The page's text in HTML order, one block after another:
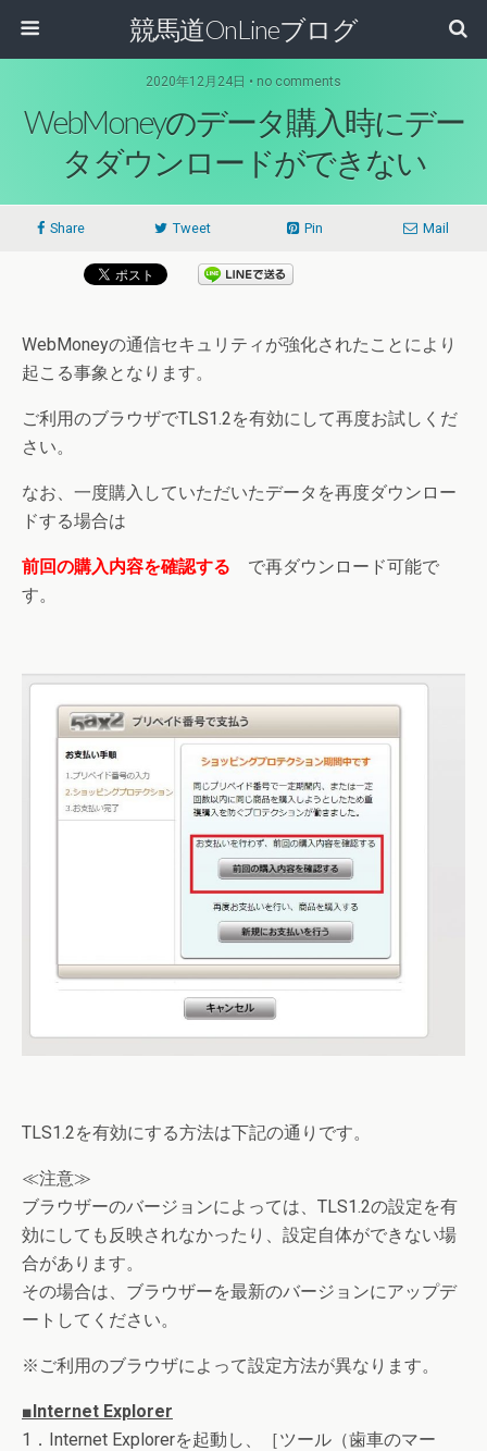
競馬道OnLineブログ
2020年12月24日 • no comments
WebMoneyのデータ購入時にデー
タダウンロードができない
Share Tweet Pin Mail
WebMoneyの通信セキュリティが強化されたことにより
起こる事象となります。
ご利用のブラウザでTLS1.2を有効にして再度お試しくだ
さい。
なお、一度購入していただいたデータを再度ダウンロー
ドする場合は
前回の購入内容を確認する で再ダウンロード可能で
す。
TLS1.2を有効にする方法は下記の通りです。
≪注意≫
ブラウザーのバージョンによっては、TLS1.2の設定を有
効にしても反映されなかったり、設定自体ができない場
合があります。
その場合は、ブラウザーを最新のバージョンにアップデ
ートしてください。
※ご利用のブラウザによって設定方法が異なります。
■Internet Explorer
1．Internet Explorerを起動し、［ツール（歯車のマー